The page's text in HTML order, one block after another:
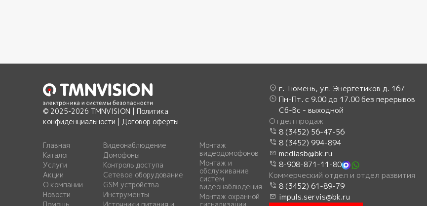
© 2025-2026 TMNVISION | Политика
конфиденциальности | Договор оферты
Главная
Каталог
Услуги
Акции
О компании
Новости
Видеонаблюдение
Домофоны
Контроль доступа
Сетевое оборудование
GSM устройства
Инструменты
Монтаж
видеодомофонов
Монтаж и
обслуживание
систем
видеонаблюдения
Монтаж охранной
г. Тюмень, ул. Энергетиков д. 167
Пн-Пт. с 9.00 до 17.00 без перерывов
Сб-Вс - выходной
Отдел продаж
8 (3452) 56-47-56
8 (3452) 994-894
mediasb@bk.ru
8-908-871-11-80
Коммерческий отдел и отдел развития
8 (3452) 61-89-79
impuls.servis@bk.ru